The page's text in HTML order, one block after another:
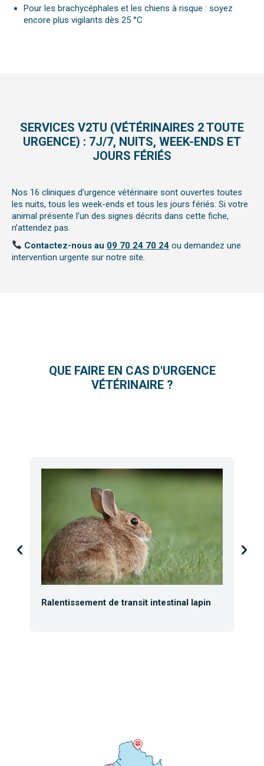
Pour les brachycéphales et les chiens à risque : soyez
encore plus vigilants dès 25 °C
SERVICES V2TU (VÉTÉRINAIRES 2 TOUTE
URGENCE) : 7J/7, NUITS, WEEK-ENDS ET
JOURS FÉRIÉS
Nos 16 cliniques d’urgence vétérinaire sont ouvertes toutes
les nuits, tous les week-ends et tous les jours fériés. Si votre
animal présente l’un des signes décrits dans cette fiche,
n’attendez pas.
Contactez-nous au 09 70 24 70 24 ou demandez une
intervention urgente sur notre site.
QUE FAIRE EN CAS D'URGENCE
VÉTÉRINAIRE ?
Ralentissement de transit intestinal lapin